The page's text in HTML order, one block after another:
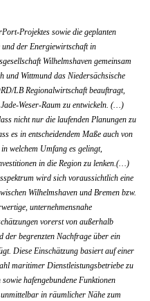
Projektes sowie die geplanten
der Energiewirtschaft in
Wilhelmshaven gemeinsam
und Wittmund das Niedersächsische
LB Regionalwirtschaft beauftragt,
Weser-Raum zu entwickeln. (…)
nicht nur die laufenden Planungen zu
es in entscheidendem Maße auch von
welchem Umfang es gelingt,
in die Region zu lenken.(…)
wird sich voraussichtlich eine
Wilhelmshaven und Bremen bzw.
unternehmensnahe
vorerst von außerhalb
der begrenzten Nachfrage über ein
Diese Einschätzung basiert auf einer
maritimer Dienstleistungsbetriebe zu
hafengebundene Funktionen
in räumlicher Nähe zum